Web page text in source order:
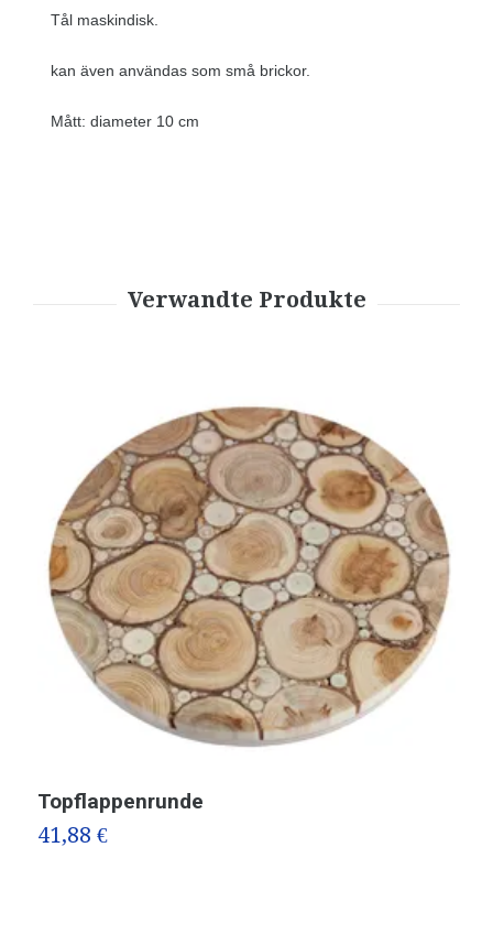
Tål maskindisk.
kan även användas som små brickor.
Mått: diameter 10 cm
Topflappenrunde
41,88 €